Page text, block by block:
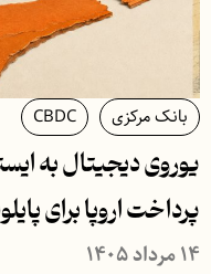
بانک مرکزی CBDC
پرداخت اروپا برای پایلوت ۲۰۲۷ آماده
۱۴ مرداد ۱۴۰۵